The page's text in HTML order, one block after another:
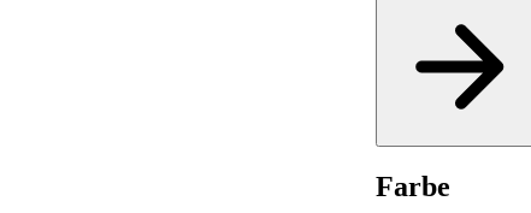
Farbe